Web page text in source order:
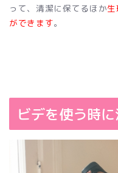
って、清潔に保てるほか
ができます。
ビデを使う時